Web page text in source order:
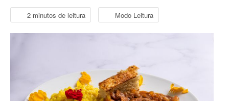
2 minutos de leitura Modo Leitura